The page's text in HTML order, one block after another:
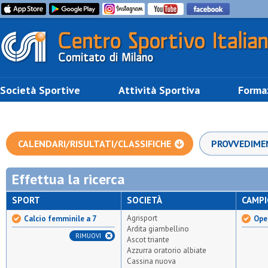
Società Sportive Attività Sportiva
CALENDARI/RISULTATI/CLASSIFICHE
Effettua la ricerca
SPORT
Calcio femminile a 7
RIMUOVI
SOCIETÀ
Agrisport
Ardita giambellino
Ascot triante
Azzurra oratorio albiate
Cassina nuova